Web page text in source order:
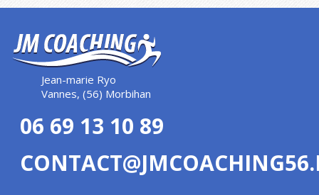
Jean-marie Ryo
Vannes, (56) Morbihan
06 69 13 10 89